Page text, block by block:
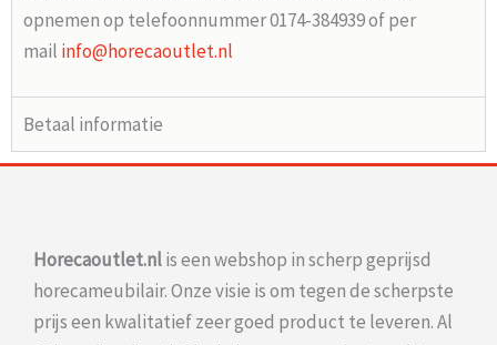
opnemen op telefoonnummer 0174-384939 of per
mail info@horecaoutlet.nl
Betaal informatie
Horecaoutlet.nlis een webshop in scherp geprijsd
horecameubilair. Onze visie is om tegen de scherpste
prijs een kwalitatief zeer goed product te leveren. Al